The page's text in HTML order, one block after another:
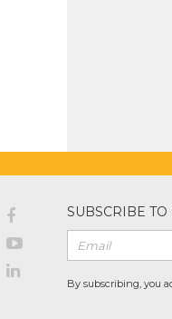
SUBSCRIBE
By subscribing, you